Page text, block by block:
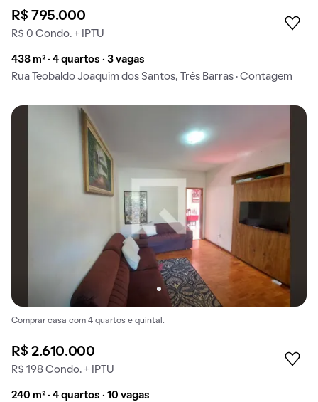
R$ 795.000
R$ 0 Condo. + IPTU
438 m² · 4 quartos · 3 vagas
Rua Teobaldo Joaquim dos Santos, Três Barras · Contagem
Comprar casa com 4 quartos e quintal.
R$ 2.610.000
R$ 198 Condo. + IPTU
240 m² · 4 quartos · 10 vagas